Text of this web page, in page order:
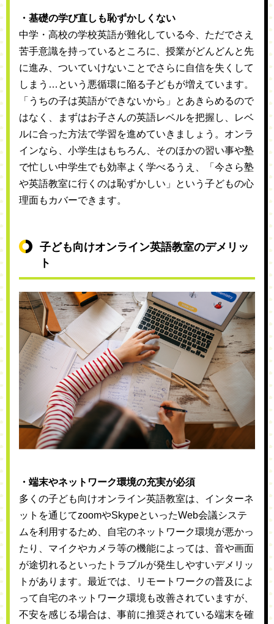
・基礎の学び直しも恥ずかしくない
中学・高校の学校英語が難化している今、ただでさえ
苦手意識を持っているところに、授業がどんどんと先
に進み、ついていけないことでさらに自信を失くして
しまう…という悪循環に陥る子どもが増えています。
「うちの子は英語ができないから」とあきらめるので
はなく、まずはお子さんの英語レベルを把握し、レベ
ルに合った方法で学習を進めていきましょう。オンラ
インなら、小学生はもちろん、そのほかの習い事や塾
で忙しい中学生でも効率よく学べるうえ、「今さら塾
や英語教室に行くのは恥ずかしい」という子どもの心
理面もカバーできます。
子ども向けオンライン英語教室のデメリッ
ト
・端末やネットワーク環境の充実が必須
多くの子ども向けオンライン英語教室は、インターネ
ットを通じてzoomやSkypeといったWeb会議システ
ムを利用するため、自宅のネットワーク環境が悪かっ
たり、マイクやカメラ等の機能によっては、音や画面
が途切れるといったトラブルが発生しやすいデメリッ
トがあります。最近では、リモートワークの普及によ
って自宅のネットワーク環境も改善されていますが、
不安を感じる場合は、事前に推奨されている端末を確